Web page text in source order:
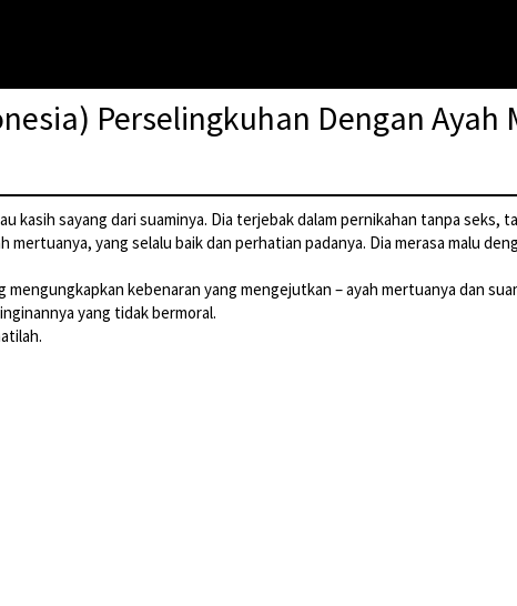
Perselingkuhan Dengan Ayah
kasih sayang dari suaminya. Dia terjebak dalam pernikahan tanpa seks,
yang selalu baik dan perhatian padanya. Dia merasa malu
kebenaran yang mengejutkan – ayah mertuanya dan
yang tidak bermoral.